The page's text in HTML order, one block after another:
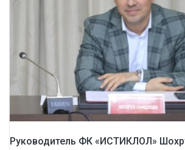
Руководитель ФК «ИСТИКЛОЛ»